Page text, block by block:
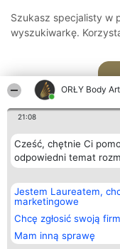
ORŁY Body Art
21:08
Cześć, chętnie Ci
odpowiedni temat
Jestem Laureatem,
marketingowe
Chcę zgłosić swoją
Mam inną sprawę
Szukasz specjalisty w
wyszukiwarkę.
Organizator plebiscytu
Bright Side Solutions sp. z o.
o. sp. k.
ul. Ruska 22
Wrocław 50-079
KRS 0000749100 | Regon
381313360 | NIP 8943132676